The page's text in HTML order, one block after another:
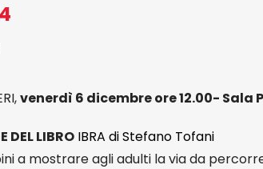
venerdì 6 dicembre ore 12.00- Sala
DEL LIBRO IBRA di Stefano Tofani
a mostrare agli adulti la via da